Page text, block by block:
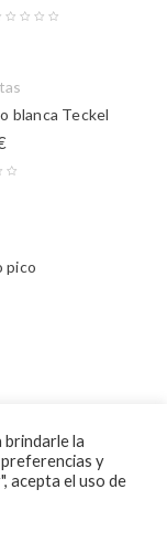
blanca Teckel
pico
brindarle la
y
acepta el uso de